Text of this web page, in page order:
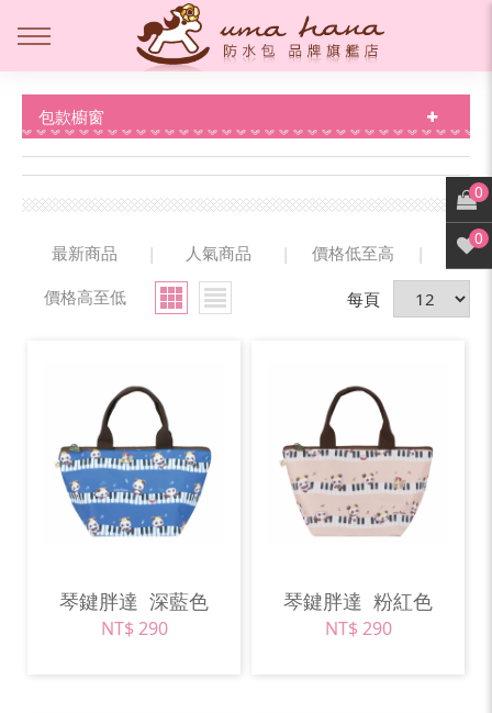
包款櫥窗
最新商品 | 人氣商品 | 價格低至高
|
價格高至低
每頁
琴鍵胖達 深藍色
NT$ 290
琴鍵胖達 粉紅色
NT$ 290
0
0